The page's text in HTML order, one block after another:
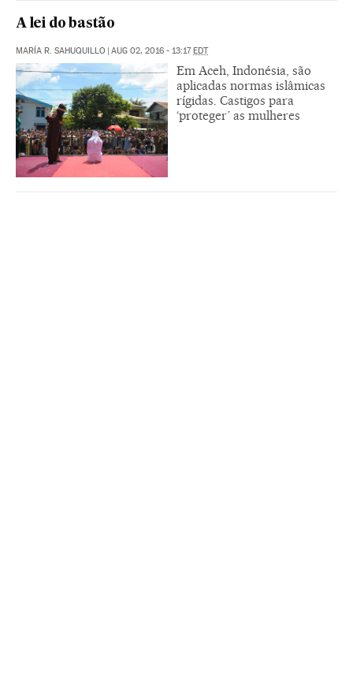
A lei do bastão
MARÍA R. SAHUQUILLO | AUG 02, 2016 - 13:17EDT
Em Aceh, Indonésia, são
aplicadas normas islâmicas
rígidas. Castigos para
‘proteger’ as mulheres